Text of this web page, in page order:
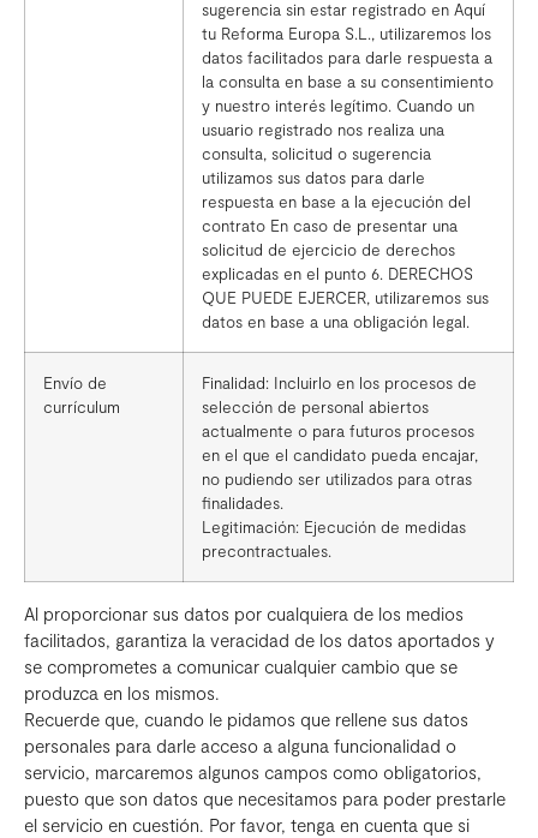
sugerencia sin estar registrado en Aquí
tu Reforma Europa S.L., utilizaremos los
datos facilitados para darle respuesta a
la consulta en base a su consentimiento
y nuestro interés legítimo. Cuando un
usuario registrado nos realiza una
consulta, solicitud o sugerencia
utilizamos sus datos para darle
respuesta en base a la ejecución del
contrato En caso de presentar una
solicitud de ejercicio de derechos
explicadas en el punto 6. DERECHOS
QUE PUEDE EJERCER, utilizaremos sus
datos en base a una obligación legal.
Envío de
currículum
Finalidad: Incluirlo en los procesos de
selección de personal abiertos
actualmente o para futuros procesos
en el que el candidato pueda encajar,
no pudiendo ser utilizados para otras
finalidades.
Legitimación: Ejecución de medidas
precontractuales.
Al proporcionar sus datos por cualquiera de los medios
facilitados, garantiza la veracidad de los datos aportados y
se comprometes a comunicar cualquier cambio que se
produzca en los mismos.
Recuerde que, cuando le pidamos que rellene sus datos
personales para darle acceso a alguna funcionalidad o
servicio, marcaremos algunos campos como obligatorios,
puesto que son datos que necesitamos para poder prestarle
el servicio en cuestión. Por favor, tenga en cuenta que si